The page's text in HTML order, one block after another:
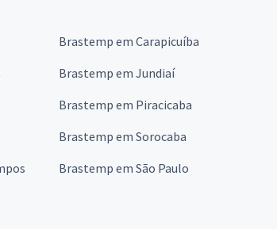
Brastemp em Carapicuíba
Brastemp em Jundiaí
Brastemp em Piracicaba
Brastemp em Sorocaba
Brastemp em São Paulo